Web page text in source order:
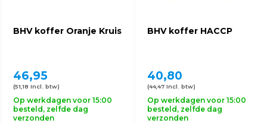
BHV koffer Oranje Kruis
46,95
(51,18 Incl. btw)
Op werkdagen voor 15:00
besteld, zelfde dag
verzonden
BHV koffer HACCP
40,80
(44,47 Incl. btw)
Op werkdagen voor 15:00
besteld, zelfde dag
verzonden